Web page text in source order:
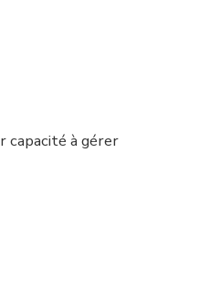
capacité à gérer